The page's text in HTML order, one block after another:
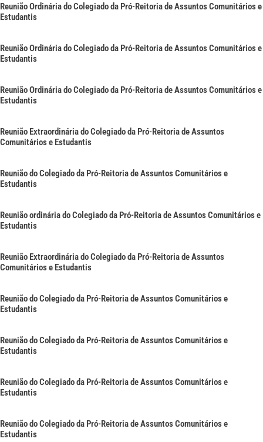
Reunião Ordinária do Colegiado da Pró-Reitoria de Assuntos Comunitários e
Estudantis
Reunião Ordinária do Colegiado da Pró-Reitoria de Assuntos Comunitários e
Estudantis
Reunião Ordinária do Colegiado da Pró-Reitoria de Assuntos Comunitários e
Estudantis
Reunião Extraordinária do Colegiado da Pró-Reitoria de Assuntos
Comunitários e Estudantis
Reunião do Colegiado da Pró-Reitoria de Assuntos Comunitários e
Estudantis
Reunião ordinária do Colegiado da Pró-Reitoria de Assuntos Comunitários e
Estudantis
Reunião Extraordinária do Colegiado da Pró-Reitoria de Assuntos
Comunitários e Estudantis
Reunião do Colegiado da Pró-Reitoria de Assuntos Comunitários e
Estudantis
Reunião do Colegiado da Pró-Reitoria de Assuntos Comunitários e
Estudantis
Reunião do Colegiado da Pró-Reitoria de Assuntos Comunitários e
Estudantis
Reunião do Colegiado da Pró-Reitoria de Assuntos Comunitários e
Estudantis